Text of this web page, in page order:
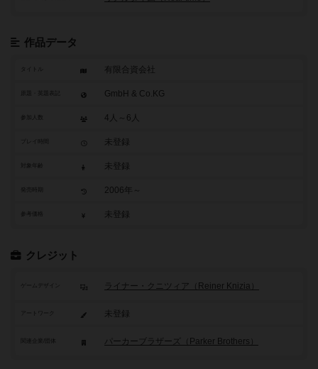
作品データ
タイトル 有限合資会社
GmbH & Co.KG
参加人数 4人～6人
未登録
未登録
2006年～
参考価格 未登録
クレジット
ゲームデザイン ライナー・クニツィア（Reiner Knizia）
アートワーク 未登録
パーカーブラザーズ（Parker Brothers）